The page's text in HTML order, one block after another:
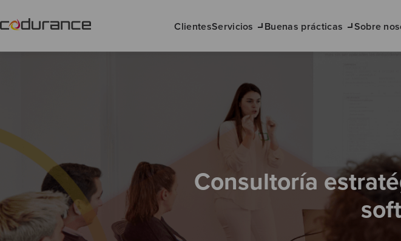
ClientesServicios Buenas prácticas Sobre
Consultoría